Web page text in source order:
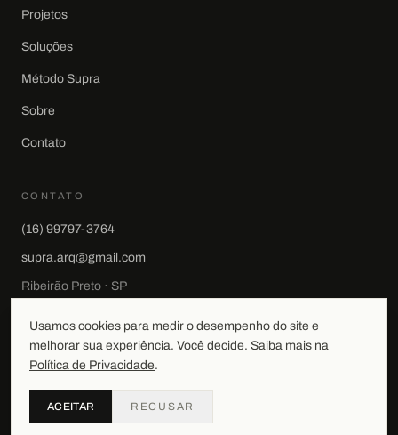
Projetos
Soluções
Método Supra
Sobre
Contato
CONTATO
(16) 99797-3764
supra.arq@gmail.com
Ribeirão Preto · SP
©2026 arquiteturaSUPRAdesign. Todos os direitos reservados.
Política de Privacidade
Usamos cookies para medir o desempenho do site e
melhorar sua experiência. Você decide. Saiba mais na
Política de Privacidade.
ACEITAR RECUSAR